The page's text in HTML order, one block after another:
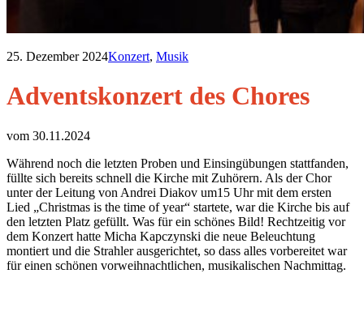
25. Dezember 2024Konzert, Musik
Adventskonzert des Chores
vom 30.11.2024
Während noch die letzten Proben und Einsingübungen stattfanden,
füllte sich bereits schnell die Kirche mit Zuhörern. Als der Chor
unter der Leitung von Andrei Diakov um15 Uhr mit dem ersten
Lied „Christmas is the time of year“ startete, war die Kirche bis auf
den letzten Platz gefüllt. Was für ein schönes Bild! Rechtzeitig vor
dem Konzert hatte Micha Kapczynski die neue Beleuchtung
montiert und die Strahler ausgerichtet, so dass alles vorbereitet war
für einen schönen vorweihnachtlichen, musikalischen Nachmittag.